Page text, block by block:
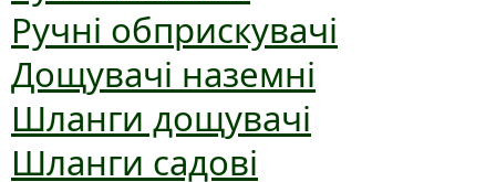
Ручні обприскувачі
Дощувачі наземні
Шланги дощувачі
Шланги садові